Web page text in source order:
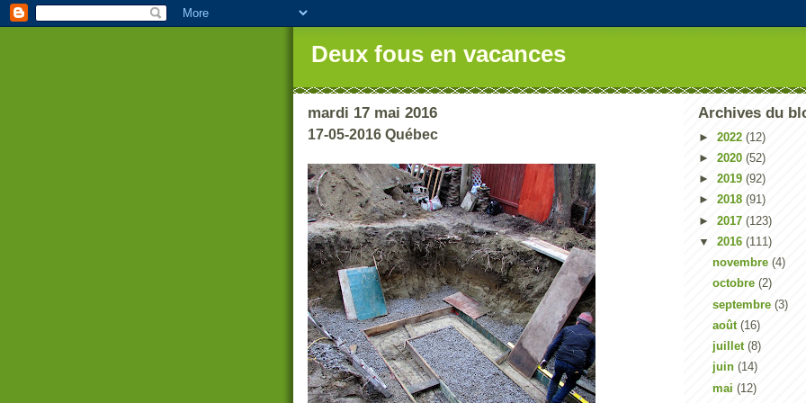
Deux fous en vacances
mardi 17 mai 2016
17-05-2016 Québec
Archives du
► 2022 (12)
► 2020 (52)
► 2019 (92)
► 2018 (91)
► 2017 (123)
▼ 2016 (111)
novembre (4)
octobre (2)
septembre (3)
août (16)
juillet (8)
juin (14)
mai (12)